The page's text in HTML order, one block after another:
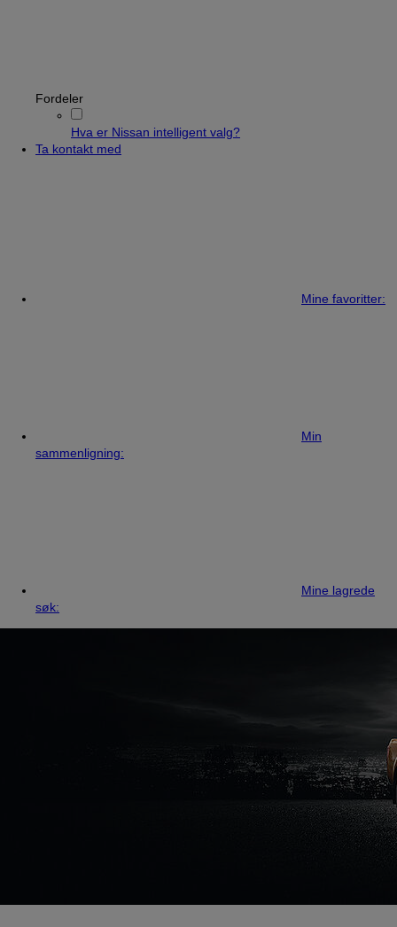
Fordeler
Hva er Nissan intelligent valg?
Ta kontakt med
Mine favoritter:
Min
sammenligning:
Mine lagrede
søk: